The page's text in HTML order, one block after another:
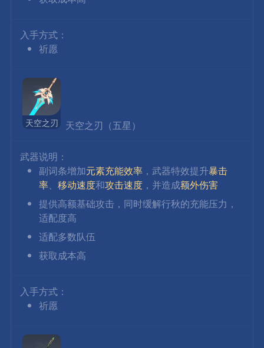
入手方式：
祈愿
天空之刃 天空之刃（五星）
武器说明：
副词条增加元素充能效率 ，武器特效提升暴击
率、移动速度和攻击速度 ，并造成额外伤害
提供高额基础攻击，同时缓解行秋的充能压力，
适配度高
适配多数队伍
获取成本高
入手方式：
祈愿